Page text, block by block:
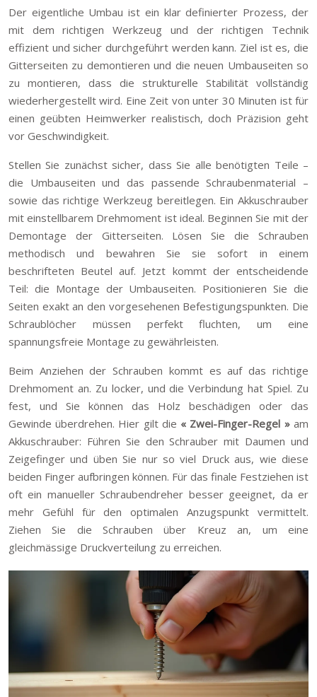
Der eigentliche Umbau ist ein klar definierter Prozess, der
mit dem richtigen Werkzeug und der richtigen Technik
effizient und sicher durchgeführt werden kann. Ziel ist es, die
Gitterseiten zu demontieren und die neuen Umbauseiten so
zu montieren, dass die strukturelle Stabilität vollständig
wiederhergestellt wird. Eine Zeit von unter 30 Minuten ist für
einen geübten Heimwerker realistisch, doch Präzision geht
vor Geschwindigkeit.
Stellen Sie zunächst sicher, dass Sie alle benötigten Teile –
die Umbauseiten und das passende Schraubenmaterial –
sowie das richtige Werkzeug bereitlegen. Ein Akkuschrauber
mit einstellbarem Drehmoment ist ideal. Beginnen Sie mit der
Demontage der Gitterseiten. Lösen Sie die Schrauben
methodisch und bewahren Sie sie sofort in einem
beschrifteten Beutel auf. Jetzt kommt der entscheidende
Teil: die Montage der Umbauseiten. Positionieren Sie die
Seiten exakt an den vorgesehenen Befestigungspunkten. Die
Schraublöcher müssen perfekt fluchten, um eine
spannungsfreie Montage zu gewährleisten.
Beim Anziehen der Schrauben kommt es auf das richtige
Drehmoment an. Zu locker, und die Verbindung hat Spiel. Zu
fest, und Sie können das Holz beschädigen oder das
Gewinde überdrehen. Hier gilt die « Zwei-Finger-Regel »am
Akkuschrauber: Führen Sie den Schrauber mit Daumen und
Zeigefinger und üben Sie nur so viel Druck aus, wie diese
beiden Finger aufbringen können. Für das finale Festziehen ist
oft ein manueller Schraubendreher besser geeignet, da er
mehr Gefühl für den optimalen Anzugspunkt vermittelt.
Ziehen Sie die Schrauben über Kreuz an, um eine
gleichmässige Druckverteilung zu erreichen.